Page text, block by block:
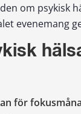
om psykisk
evenemang
för